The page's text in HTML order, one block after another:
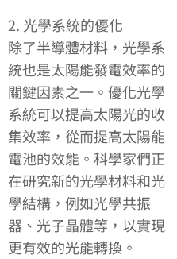
2. 光學系統的優化
除了半導體材料，光學系
統也是太陽能發電效率的
關鍵因素之一。優化光學
系統可以提高太陽光的收
集效率，從而提高太陽能
電池的效能。科學家們正
在研究新的光學材料和光
學結構，例如光學共振
器、光子晶體等，以實現
更有效的光能轉換。